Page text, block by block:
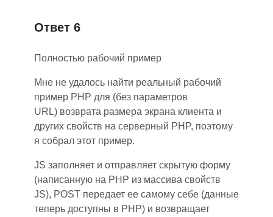
Ответ 6
Полностью рабочий пример
Мне не удалось найти реальный рабочий
пример PHP для (без параметров
URL) возврата размера экрана клиента и
других свойств на серверный PHP, поэтому
я собрал этот пример.
JS заполняет и отправляет скрытую форму
(написанную на PHP из массива свойств
JS), POST передает ее самому себе (данные
теперь доступны в PHP) и возвращает